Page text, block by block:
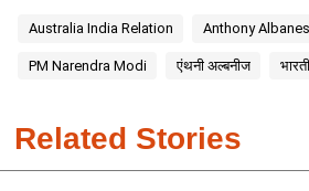
Australia India Relation Anthony
PM Narendra Modi एंथनी अल्बनीज
Related Stories